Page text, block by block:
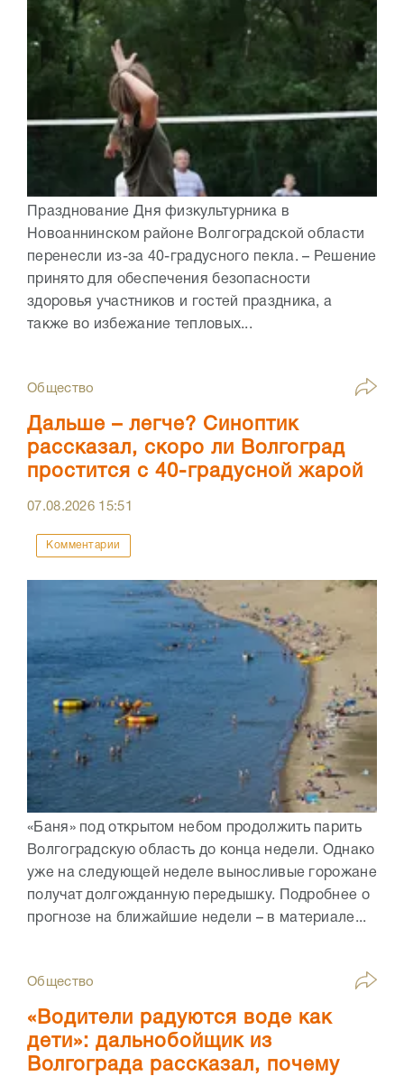
Празднование Дня физкультурника в
Новоаннинском районе Волгоградской области
перенесли из-за 40-градусного пекла. – Решение
принято для обеспечения безопасности
здоровья участников и гостей праздника, а
также во избежание тепловых...
Общество
Дальше – легче? Синоптик
рассказал, скоро ли Волгоград
простится с 40-градусной жарой
07.08.2026 15:51
Комментарии
«Баня» под открытом небом продолжить парить
Волгоградскую область до конца недели. Однако
уже на следующей неделе выносливые горожане
получат долгожданную передышку. Подробнее о
прогнозе на ближайшие недели – в материале...
Общество
«Водители радуются воде как
дети»: дальнобойщик из
Волгограда рассказал, почему